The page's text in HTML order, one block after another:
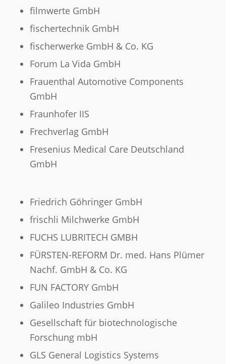
filmwerte GmbH
fischertechnik GmbH
fischerwerke GmbH & Co. KG
Forum La Vida GmbH
Frauenthal Automotive Components
GmbH
Fraunhofer IIS
Frechverlag GmbH
Fresenius Medical Care Deutschland
GmbH
Friedrich Göhringer GmbH
frischli Milchwerke GmbH
FUCHS LUBRITECH GMBH
FÜRSTEN-REFORM Dr. med. Hans Plümer
Nachf. GmbH & Co. KG
FUN FACTORY GmbH
Galileo Industries GmbH
Gesellschaft für biotechnologische
Forschung mbH
GLS General Logistics Systems